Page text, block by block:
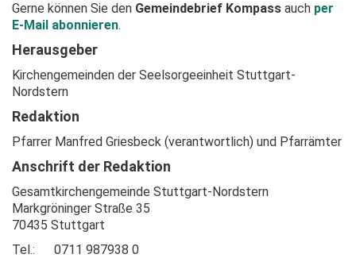
Gerne können Sie den Gemeindebrief Kompass auch per
E-Mail abonnieren.
Herausgeber
Kirchengemeinden der Seelsorgeeinheit Stuttgart-
Nordstern
Redaktion
Pfarrer Manfred Griesbeck (verantwortlich) und Pfarrämter
Anschrift der Redaktion
Gesamtkirchengemeinde Stuttgart-Nordstern
Markgröninger Straße 35
70435 Stuttgart
Tel.: 0711 987938 0